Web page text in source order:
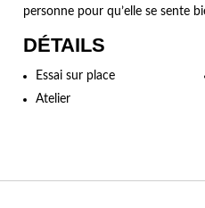
personne pour qu’elle se sente
DÉTAILS
Essai sur place
Atelier